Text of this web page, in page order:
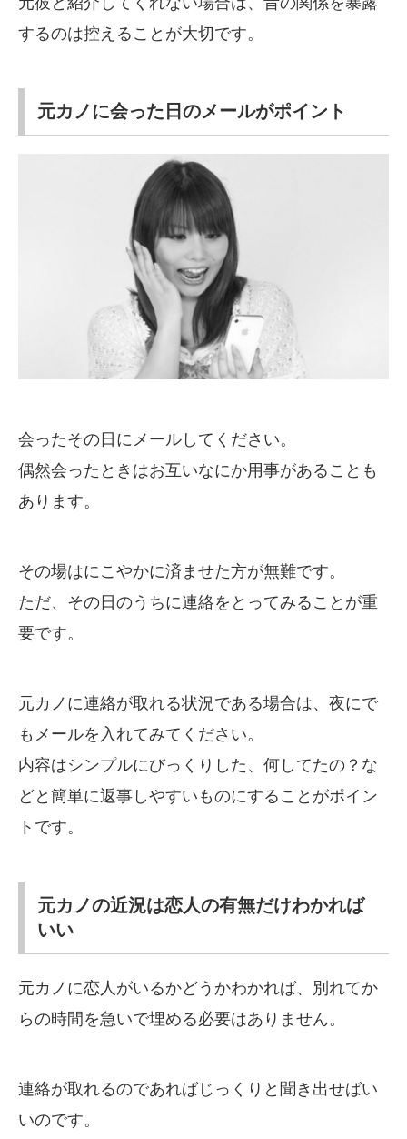
するのは控えることが大切です。
元カノに会った日のメールがポイント
会ったその日にメールしてください。
偶然会ったときはお互いなにか用事があることも
あります。
その場はにこやかに済ませた方が無難です。
ただ、その日のうちに連絡をとってみることが重
要です。
元カノに連絡が取れる状況である場合は、夜にで
もメールを入れてみてください。
内容はシンプルにびっくりした、何してたの？な
どと簡単に返事しやすいものにすることがポイン
トです。
元カノの近況は恋人の有無だけわかれば
いい
元カノに恋人がいるかどうかわかれば、別れてか
らの時間を急いで埋める必要はありません。
連絡が取れるのであればじっくりと聞き出せばい
いのです。